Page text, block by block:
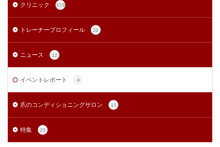
クリニック 159
トレーナープロフィール 26
ニュース 12
イベントレポート 4
爪のコンディショニングサロン 11
特集 25